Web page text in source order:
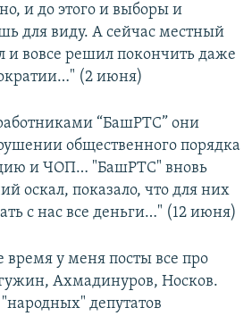
и до этого и выборы и
для виду. А сейчас местный
и вовсе решил покончить даже
(2 июня)
“БашРТС” они
общественного порядка
и ЧОП… "БашРТС" вновь
оскал, показало, что для них
с нас все деньги…" (12 июня)
время у меня посты все про
Ахмадинуров, Носков.
депутатов